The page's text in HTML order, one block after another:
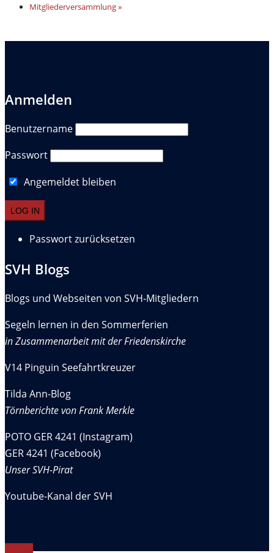
Mitgliederversammlung»
Anmelden
Benutzername
Passwort
Angemeldet bleiben
Passwort zurücksetzen
SVH Blogs
Blogs und Webseiten von SVH-Mitgliedern
Segeln lernen in den Sommerferien
in Zusammenarbeit mit der Friedenskirche
V14 Pinguin Seefahrtkreuzer
Tilda Ann-Blog
Törnberichte von Frank Merkle
POTO GER 4241 (Instagram)
GER 4241 (Facebook)
Unser SVH-Pirat
Youtube-Kanal der SVH